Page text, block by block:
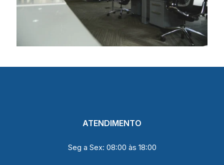
ATENDIMENTO
Seg a Sex: 08:00 às 18:00